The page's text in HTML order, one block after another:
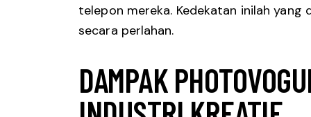
telepon mereka. Kedekatan inilah
secara perlahan.
DAMPAK